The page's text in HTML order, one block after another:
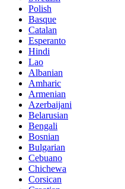
Polish
Basque
Catalan
Esperanto
Hindi
Lao
Albanian
Amharic
Armenian
Azerbaijani
Belarusian
Bengali
Bosnian
Bulgarian
Cebuano
Chichewa
Corsican